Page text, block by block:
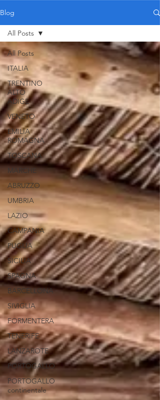
Blog
All Posts
ITALIA
TRENTINO
ALTO
ADIGE
VENETO
EMILIA
ROMAGNA
TOSCANA
MARCHE
ABRUZZO
UMBRIA
LAZIO
CAMPANIA
PUGLIA
SICILIA
SPAGNA
BARCELLONA
SIVIGLIA
FORMENTERA
TENERIFE
LANZAROTE
PORTOGALLO
PORTOGALLO
continentale
All Posts